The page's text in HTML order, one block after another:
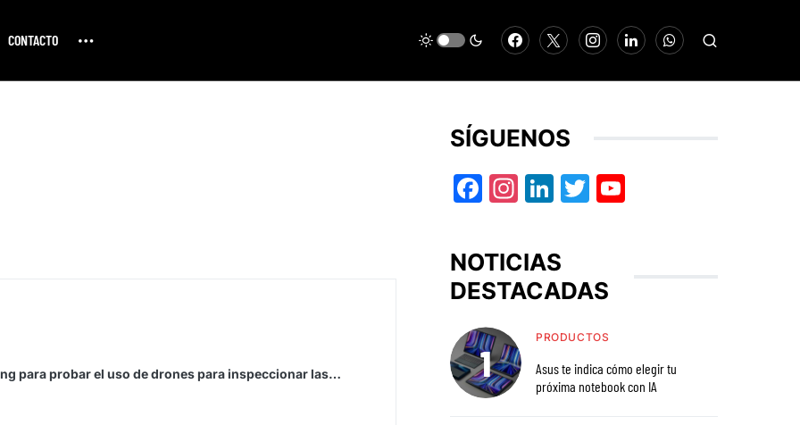
CONTACTO
para probar el uso de drones para inspeccionar las…
SÍGUENOS
Facebook
Instagram
LinkedIn
Twitter
NOTICIAS
DESTACADAS
PRODUCTOS
Asus te indica cómo elegir tu
próxima notebook con IA